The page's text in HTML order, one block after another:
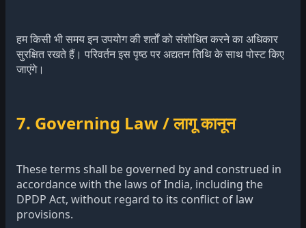
हम किसी भी समय इन उपयोग की शर्तों को संशोधित करने का अधिकार
सुरक्षित रखते हैं। परिवर्तन इस पृष्ठ पर अद्यतन तिथि के साथ पोस्ट किए
जाएंगे।
7. Governing Law / लागू कानून
These terms shall be governed by and construed in
accordance with the laws of India, including the
DPDP Act, without regard to its conflict of law
provisions.